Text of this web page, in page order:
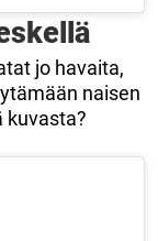
jo havaita,
naisen
kuvasta?